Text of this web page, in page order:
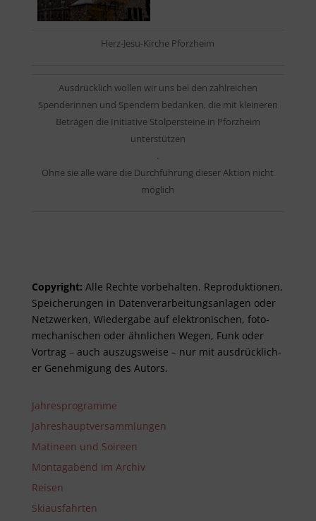
Herz-Jesu-Kirche Pforzheim
Ausdrücklich wollen wir uns bei den zahlreichen
Spenderinnen und Spendern bedanken, die mit kleineren
Beträgen die Initiative Stolpersteine in Pforzheim
unterstützen
.
Ohne sie alle wäre die Durchführung dieser Aktion nicht
möglich
Copyright: Alle Rechte vor­be­halt­en. Re­pro­duktionen,
Spei­cher­ungen in Daten­ver­arbeitungs­anlag­en oder
Netz­werken, Wieder­gabe auf elektro­nisch­en, foto­
mech­anisch­en oder ähnlich­en Wegen, Funk oder
Vor­trag – auch aus­zugs­weise – nur mit aus­drück­lich­
er Genehm­ig­ung des Autors.
Jahresprogramme
Jahreshauptversammlungen
Matineen und Soireen
Montagabend im Archiv
Reisen
Skiausfahrten